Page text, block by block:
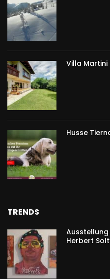
Villa Martini
Husse
TRENDS
Ausstellung
Herbert